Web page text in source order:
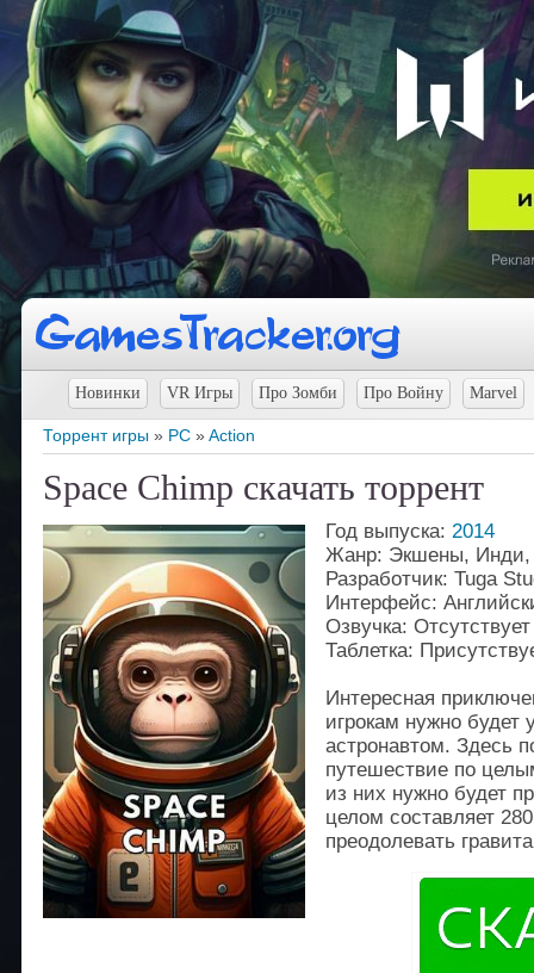
Новинки VR Игры Про Зомби Про Войну Marvel
Торрент игры » PC »Action
Space Chimp скачать торрент
Год выпуска: 2014
Жанр: Экшены, Инди,
Разработчик: Tuga
Интерфейс:
Озвучка: Отсутствует
Таблетка:
Интересная
игрокам нужно
астронавтом. Здесь
путешествие по
из них нужно будет
целом составляет
преодолевать